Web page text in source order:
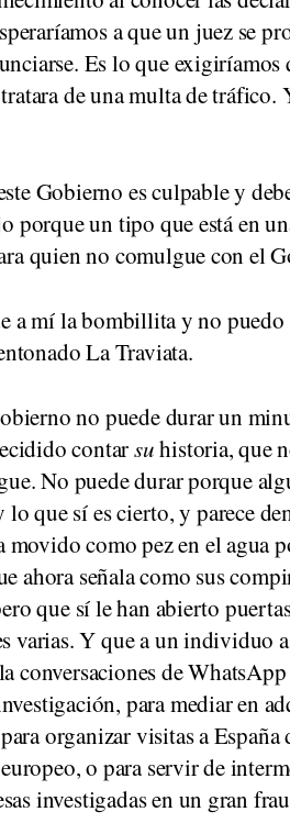
a que un juez se
Es lo que exigiríamos
de una multa de
Gobierno es culpable y
porque un tipo que está en
quien no comulgue con el
a mí la bombillita y no
La Traviata.
no puede durar un
contarsuhistoria, que
No puede durar porque
que sí es cierto, y parece
como pez en el agua
ahora señala como sus
que sí le han abierto
varias. Y que a un individuo
conversaciones de
para mediar en
organizar visitas a España
o para servir de
investigadas en un gran